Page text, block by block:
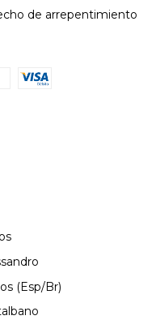
de arrepentimiento
(Esp/Br)